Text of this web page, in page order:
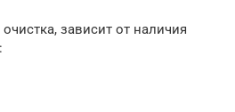
зависит от наличия